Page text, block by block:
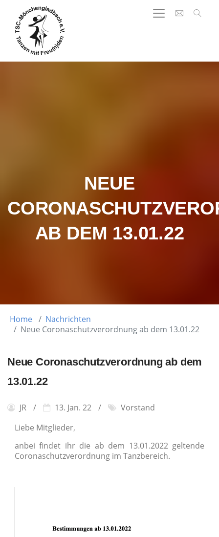
NEUE
AB DEM 13.01.22
Home
Nachrichten
Neue Coronaschutzverordnung ab dem 13.01.22
Neue Coronaschutzverordnung ab dem
13.01.22
JR 13. Jan. 22
Vorstand
Liebe Mitglieder,
anbei findet ihr die ab dem 13.01.2022 geltende
Coronaschutzverordnung im Tanzbereich.